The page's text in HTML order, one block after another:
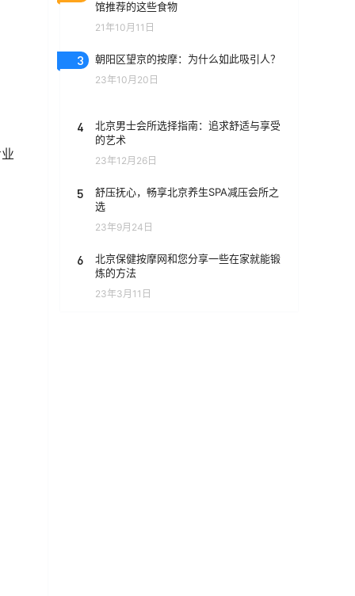
馆推荐的这些食物
21年10月11日
3 朝阳区望京的按摩：为什么如此吸引人？
23年10月20日
4
北京男士会所选择指南：追求舒适与享受
的艺术
23年12月26日
5
舒压抚心，畅享北京养生SPA减压会所之
选
23年9月24日
6
北京保健按摩网和您分享一些在家就能锻
炼的方法
23年3月11日